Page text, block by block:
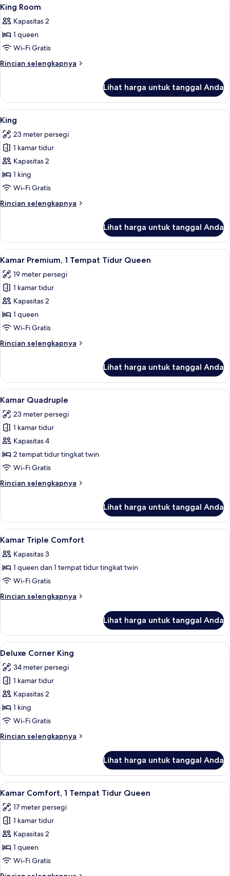
semua
foto
untuk
King
Room
4
King Room
Kapasitas 2
1 queen
Wi-Fi Gratis
Rincian selengkapnya
Rincian
King
Room
Lihat harga untuk tanggal Anda
Lihat
semua
foto
untuk
King
Brankas, meja kerja, setrika/meja
5
King
23 meter persegi
1 kamar tidur
Kapasitas 2
1 king
Wi-Fi Gratis
Rincian selengkapnya
Rincian
King
Lihat harga untuk tanggal Anda
Lihat
semua
foto
untuk
Kamar
Premium,
1
Tidur
Brankas, meja kerja, setrika/meja
4
Kamar Premium, 1 Tempat Tidur Queen
19 meter persegi
1 kamar tidur
Kapasitas 2
1 queen
Wi-Fi Gratis
Rincian selengkapnya
Rincian
Kamar
Premium,
1
Tidur
Queen
Lihat harga untuk tanggal Anda
Lihat
semua
foto
untuk
Kamar
Quadruple
Brankas, meja kerja, setrika/meja
4
Kamar Quadruple
23 meter persegi
1 kamar tidur
Kapasitas 4
2 tempat tidur tingkat twin
Wi-Fi Gratis
Rincian selengkapnya
Rincian
Kamar
Quadruple
Lihat harga untuk tanggal Anda
Lihat
semua
foto
untuk
Kamar
Triple
Brankas, meja kerja, setrika/meja
7
Kamar Triple Comfort
Kapasitas 3
1 queen dan 1 tempat tidur tingkat twin
Wi-Fi Gratis
Rincian selengkapnya
Rincian
Kamar
Triple
Comfort
Lihat harga untuk tanggal Anda
Lihat
semua
foto
untuk
Deluxe
Corner
King
Brankas, meja kerja, setrika/meja
5
Deluxe Corner King
34 meter persegi
1 kamar tidur
Kapasitas 2
1 king
Wi-Fi Gratis
Rincian selengkapnya
Rincian
Deluxe
Corner
King
Lihat harga untuk tanggal Anda
Lihat
semua
foto
untuk
Kamar
Comfort,
1
Brankas, meja kerja, setrika/meja
4
Kamar Comfort, 1 Tempat Tidur Queen
17 meter persegi
1 kamar tidur
Kapasitas 2
1 queen
Wi-Fi Gratis